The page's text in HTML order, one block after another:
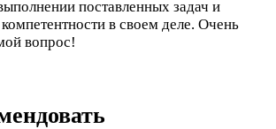
поставленных задач и
в своем деле. Очень
вопрос!